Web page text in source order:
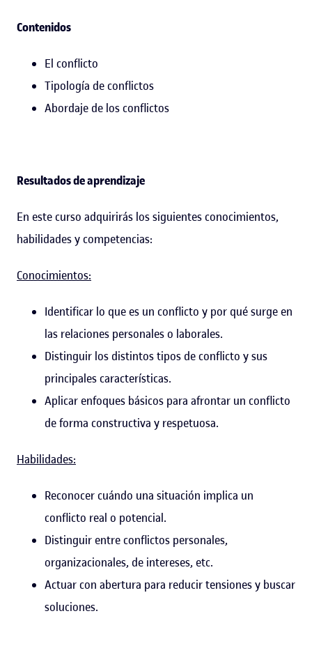
Contenidos
El conflicto
Tipología de conflictos
Abordaje de los conflictos
Resultados de aprendizaje
En este curso adquirirás los siguientes conocimientos,
habilidades y competencias:
Conocimientos:
Identificar lo que es un conflicto y por qué surge en
las relaciones personales o laborales.
Distinguir los distintos tipos de conflicto y sus
principales características.
Aplicar enfoques básicos para afrontar un conflicto
de forma constructiva y respetuosa.
Habilidades:
Reconocer cuándo una situación implica un
conflicto real o potencial.
Distinguir entre conflictos personales,
organizacionales, de intereses, etc.
Actuar con abertura para reducir tensiones y buscar
soluciones.